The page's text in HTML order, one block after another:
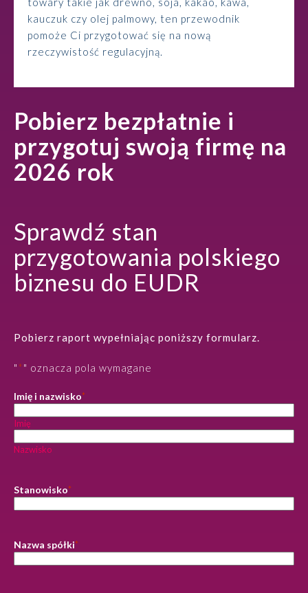
kauczuk czy olej palmowy, ten przewodnik
pomoże Ci przygotować się na nową
rzeczywistość regulacyjną.
Pobierz bezpłatnie i
przygotuj swoją firmę na
2026 rok
Sprawdź stan
przygotowania polskiego
biznesu do EUDR
Pobierz raport wypełniając poniższy formularz.
"*" oznacza pola wymagane
Imię i nazwisko*
Imię
Nazwisko
Stanowisko*
Nazwa spółki*